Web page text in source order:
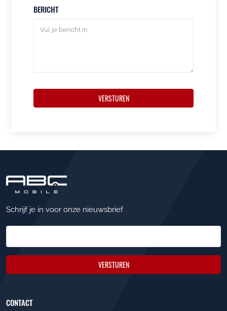
BERICHT
VERSTUREN
Schrijf je in voor onze nieuwsbrief
VERSTUREN
CONTACT